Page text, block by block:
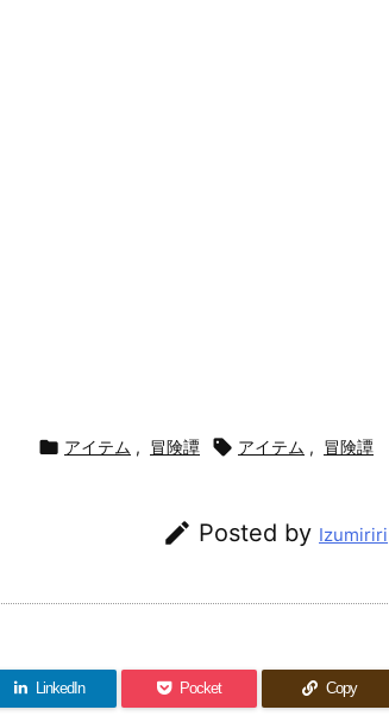
 アイテム , 冒険譚  アイテム , 冒険譚
 Posted by Izumiriri
LinkedIn Pocket Copy